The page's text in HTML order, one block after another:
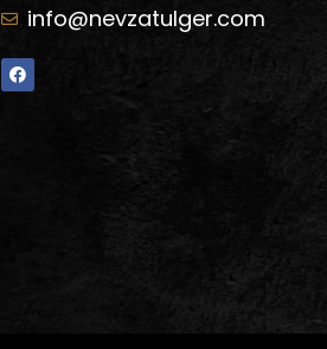
info@nevzatulger.com